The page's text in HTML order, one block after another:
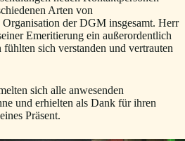
Arten von
der DGM insgesamt. Herr
Emeritierung ein außerordentlich
sich verstanden und vertrauten
sich alle anwesenden
und erhielten als Dank für ihren
Präsent.